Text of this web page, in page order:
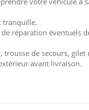
tranquille.
réparation éventuels
de secours, gilet
avant livraison.